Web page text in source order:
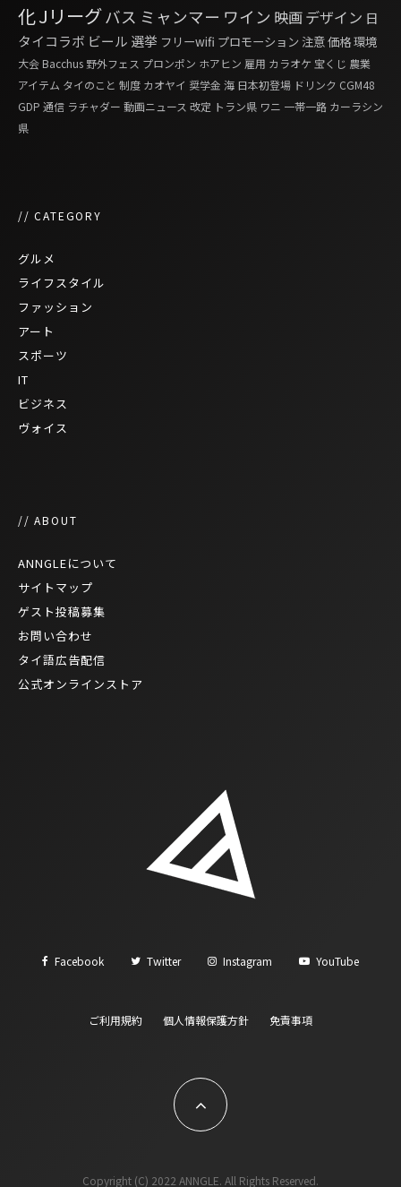
化Jリーグバス ミャンマー ワイン 映画デザイン 日
タイコラボ ビール 選挙 フリーwifi プロモーション 注意価格環境
大会Bacchus 野外フェス プロンポン ホアヒン 雇用 カラオケ 宝くじ 農業
アイテム タイのこと 制度 カオヤイ 奨学金 海 日本初登場 ドリンク CGM48
GDP 通信 ラチャダー 動画ニュース 改定 トラン県 ワニ 一帯一路 カーラシン
県
// CATEGORY
グルメ
ライフスタイル
ファッション
アート
スポーツ
IT
ビジネス
ヴォイス
// ABOUT
ANNGLEについて
サイトマップ
ゲスト投稿募集
お問い合わせ
タイ語広告配信
公式オンラインストア
Facebook Twitter Instagram YouTube
ご利用規約 個人情報保護方針 免責事項
Copyright (C) 2022 ANNGLE. All Rights Reserved.